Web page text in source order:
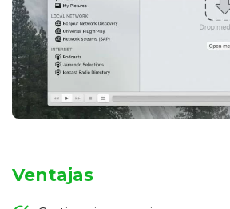
Ventajas